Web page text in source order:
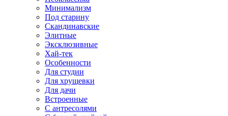
Минимализм
Под старину
Скандинавские
Элитные
Эксклюзивные
Хай-тек
Особенности
Для студии
Для хрущевки
Для дачи
Встроенные
С антресолями